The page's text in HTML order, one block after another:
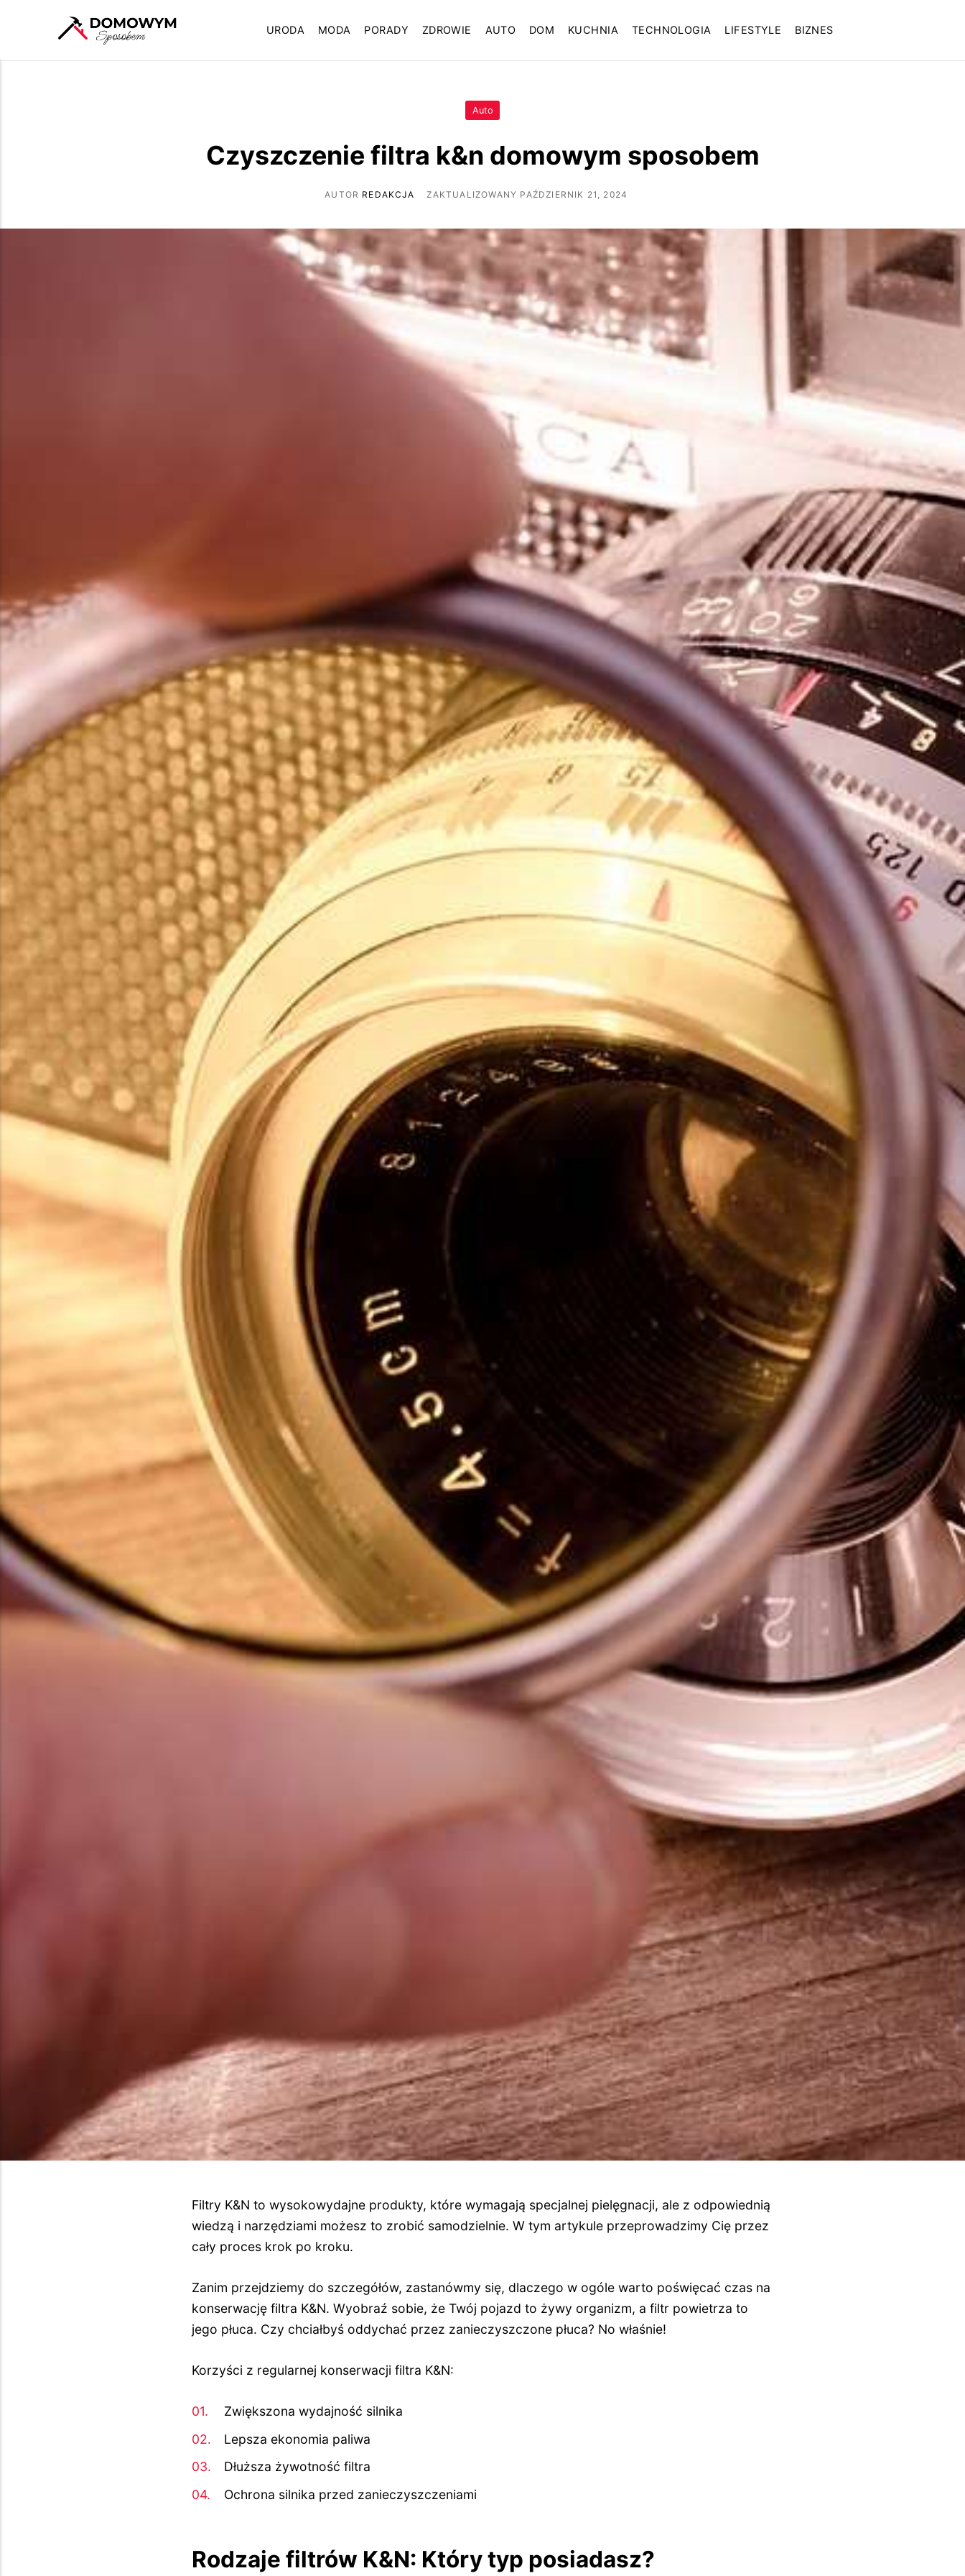
URODA MODA PORADY ZDROWIE AUTO DOM KUCHNIA TECHNOLOGIA LIFESTYLE BIZNES
Auto
Czyszczenie filtra k&n domowym sposobem
AUTOR REDAKCJA ZAKTUALIZOWANY PAŹDZIERNIK 21, 2024
Filtry K&N to wysokowydajne produkty, które wymagają specjalnej pielęgnacji, ale z odpowiednią
wiedzą i narzędziami możesz to zrobić samodzielnie. W tym artykule przeprowadzimy Cię przez
cały proces krok po kroku.
Zanim przejdziemy do szczegółów, zastanówmy się, dlaczego w ogóle warto poświęcać czas na
konserwację filtra K&N. Wyobraź sobie, że Twój pojazd to żywy organizm, a filtr powietrza to
jego płuca. Czy chciałbyś oddychać przez zanieczyszczone płuca? No właśnie!
Korzyści z regularnej konserwacji filtra K&N:
Zwiększona wydajność silnika
Lepsza ekonomia paliwa
Dłuższa żywotność filtra
Ochrona silnika przed zanieczyszczeniami
Rodzaje filtrów K&N: Który typ posiadasz?